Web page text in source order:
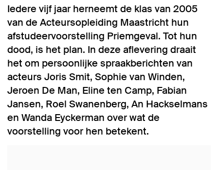
Iedere vijf jaar herneemt de klas van 2005
van de Acteursopleiding Maastricht hun
afstudeervoorstelling Priemgeval. Tot hun
dood, is het plan. In deze aflevering draait
het om persoonlijke spraakberichten van
acteurs Joris Smit, Sophie van Winden,
Jeroen De Man, Eline ten Camp, Fabian
Jansen, Roel Swanenberg, An Hackselmans
en Wanda Eyckerman over wat de
voorstelling voor hen betekent.